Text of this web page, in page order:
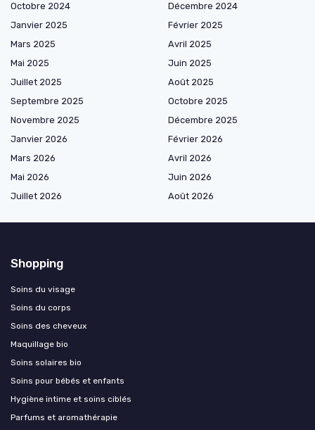
Octobre 2024
Décembre 2024
Janvier 2025
Février 2025
Mars 2025
Avril 2025
Mai 2025
Juin 2025
Juillet 2025
Août 2025
Septembre 2025
Octobre 2025
Novembre 2025
Décembre 2025
Janvier 2026
Février 2026
Mars 2026
Avril 2026
Mai 2026
Juin 2026
Juillet 2026
Août 2026
Shopping
Soins du visage
Soins du corps
Soins des cheveux
Maquillage bio
Soins solaires bio
Soins pour bébés et enfants
Hygiène intime et soins ciblés
Parfums et aromathérapie